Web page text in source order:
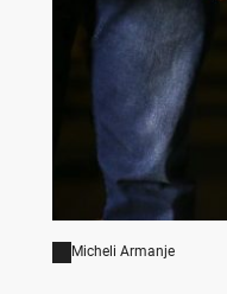
Micheli Armanje